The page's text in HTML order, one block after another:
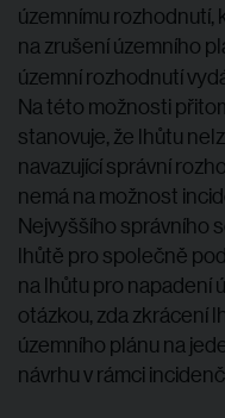
územnímu rozhodnutí,
na zrušení územního
územní rozhodnutí
Na této možnosti
stanovuje, že lhůtu
navazující správní
nemá na možnost
Nejvyššího správního
lhůtě pro společně
na lhůtu pro napadení
otázkou, zda zkrácení
územního plánu na
návrhu v rámci